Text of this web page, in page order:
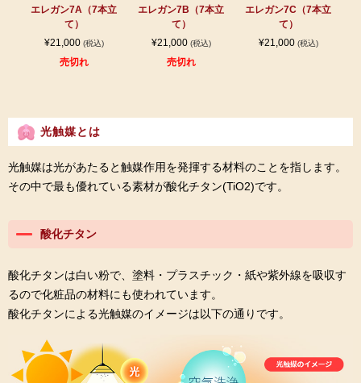
エレガン7A（7本立
て）
¥21,000 (税込)
売切れ
エレガン7B（7本立
て）
¥21,000 (税込)
売切れ
エレガン7C（7本立
て）
¥21,000 (税込)
光触媒とは
光触媒は光があたると触媒作用を発揮する材料のことを指します。
その中で最も優れている素材が酸化チタン(TiO2)です。
酸化チタン
酸化チタンは白い粉で、塗料・プラスチック・紙や紫外線を吸収す
るので化粧品の材料にも使われています。
酸化チタンによる光触媒のイメージは以下の通りです。